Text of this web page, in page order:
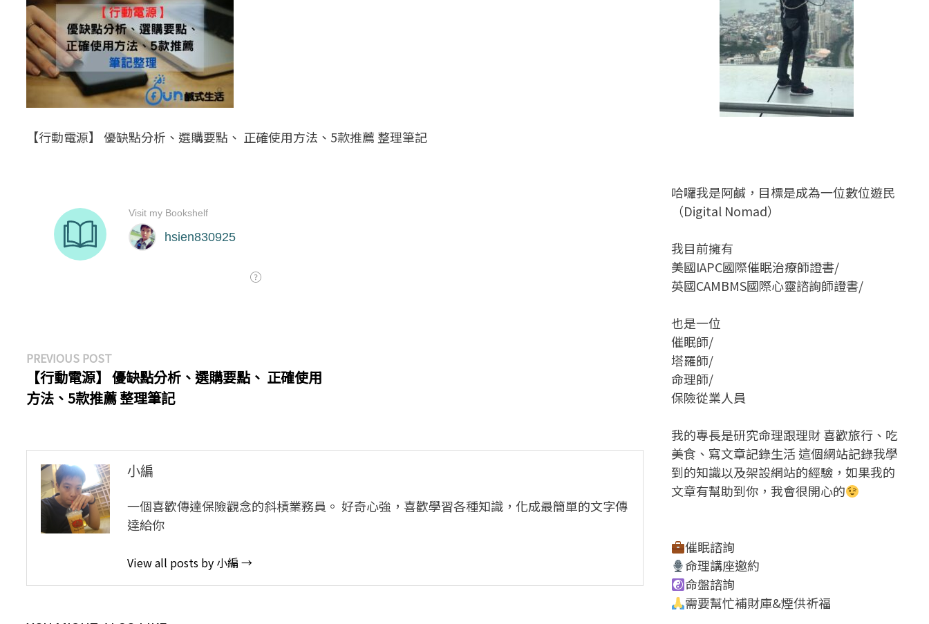
【行動電源】 優缺點分析、選購要點、 正確使用方法、5款推薦 整理筆記
文
章
導
PREVIOUS POSTPrevious
post:
【行動電源】 優缺點分析、選購要點、 正確使用
方法、5款推薦 整理筆記
小編
一個喜歡傳達保險觀念的斜槓業務員。 好奇心強，喜歡學習各種知識，化成最簡單的文字傳
達給你
View all posts by 小編 →
哈囉我是阿鹹，目標是成為一位數位遊民
（Digital Nomad）
我目前擁有
美國IAPC國際催眠治療師證書/
英國CAMBMS國際心靈諮詢師證書/
也是一位
催眠師/
塔羅師/
命理師/
保險從業人員
我的專長是研究命理跟理財 喜歡旅行、吃
美食、寫文章記錄生活 這個網站記錄我學
到的知識以及架設網站的經驗，如果我的
文章有幫助到你，我會很開心的
催眠諮詢
命理講座邀約
命盤諮詢
需要幫忙補財庫&煙供祈福